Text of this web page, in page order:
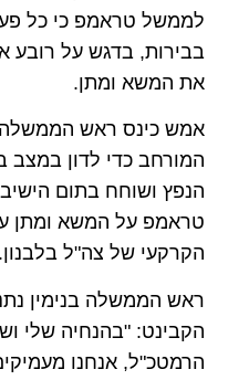
לממשל טראמפ כי כל
בבירות, בדגש על רובע
את המשא ומתן.
אמש כינס ראש הממשלה
המורחב כדי לדון במצב
הנפץ ושוחח בתום
טראמפ על המשא ומתן
הקרקעי של צה"ל בלבנון.
ראש הממשלה בנימין
הקבינט: "בהנחיה שלי
הרמטכ"ל, אנחנו